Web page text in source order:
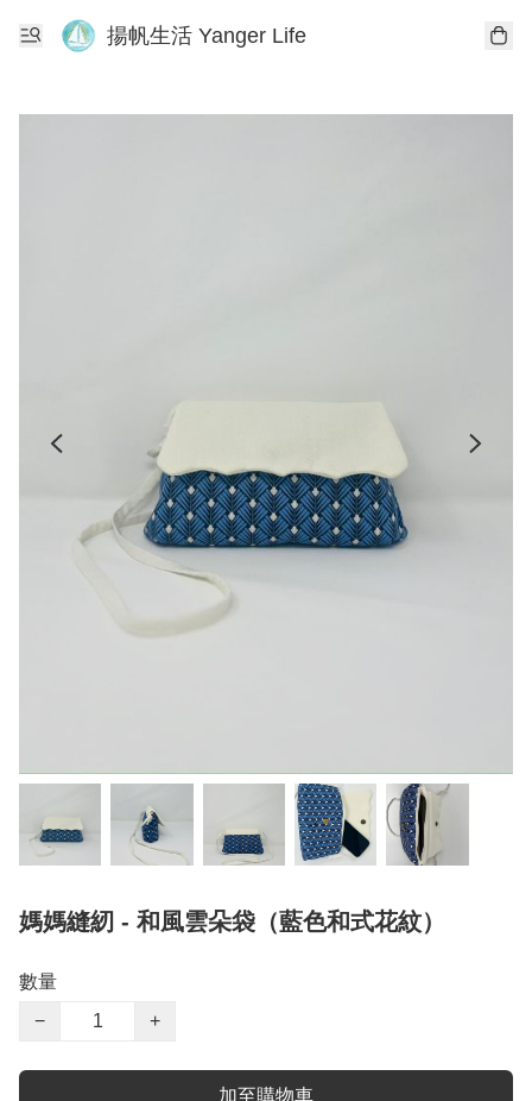
揚帆生活 Yanger Life
媽媽縫紉 - 和風雲朵袋（藍色和式花紋）
數量
−
+
加至購物車